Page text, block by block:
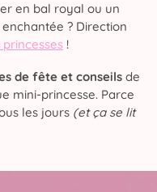
en bal royal ou un
? Direction
!
de fête et conseils de
mini-princesse. Parce
les jours (et ça se lit